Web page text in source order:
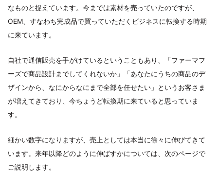
なものと捉えています。今までは素材を売っていたのですが、
OEM、すなわち完成品で買っていただくビジネスに転換する時期
に来ています。
自社で通信販売を手がけているということもあり、「ファーマフ
ーズで商品設計までしてくれないか」「あなたにうちの商品のデ
ザインから、なにからなにまで全部を任せたい」というお客さま
が増えてきており、今ちょうど転換期に来ていると思っていま
す。
細かい数字になりますが、売上としては本当に徐々に伸びてきて
います。来年以降どのように伸ばすかについては、次のページで
ご説明します。